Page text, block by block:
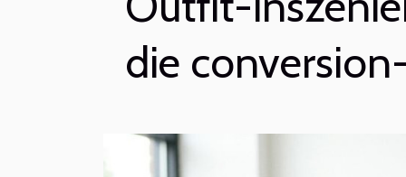
die